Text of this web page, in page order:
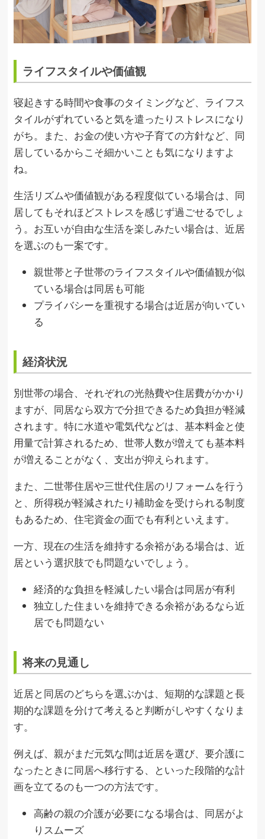
ライフスタイルや価値観
寝起きする時間や食事のタイミングなど、ライフス
タイルがずれていると気を遣ったりストレスになり
がち。また、お金の使い方や子育ての方針など、同
居しているからこそ細かいことも気になりますよ
ね。
生活リズムや価値観がある程度似ている場合は、同
居してもそれほどストレスを感じず過ごせるでしょ
う。お互いが自由な生活を楽しみたい場合は、近居
を選ぶのも一案です。
親世帯と子世帯のライフスタイルや価値観が似
ている場合は同居も可能
プライバシーを重視する場合は近居が向いてい
る
経済状況
別世帯の場合、それぞれの光熱費や住居費がかかり
ますが、同居なら双方で分担できるため負担が軽減
されます。特に水道や電気代などは、基本料金と使
用量で計算されるため、世帯人数が増えても基本料
が増えることがなく、支出が抑えられます。
また、二世帯住居や三世代住居のリフォームを行う
と、所得税が軽減されたり補助金を受けられる制度
もあるため、住宅資金の面でも有利といえます。
一方、現在の生活を維持する余裕がある場合は、近
居という選択肢でも問題ないでしょう。
経済的な負担を軽減したい場合は同居が有利
独立した住まいを維持できる余裕があるなら近
居でも問題ない
将来の見通し
近居と同居のどちらを選ぶかは、短期的な課題と長
期的な課題を分けて考えると判断がしやすくなりま
す。
例えば、親がまだ元気な間は近居を選び、要介護に
なったときに同居へ移行する、といった段階的な計
画を立てるのも一つの方法です。
高齢の親の介護が必要になる場合は、同居がよ
りスムーズ